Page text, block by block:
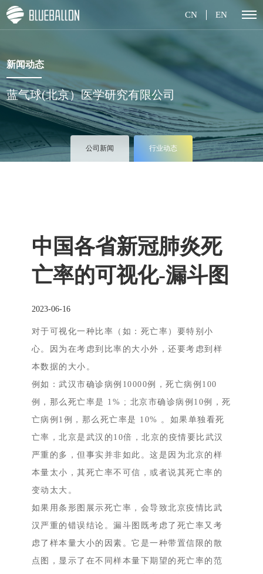
CN EN
新闻动态
蓝气球(北京）医学研究有限公司
公司新闻 行业动态
中国各省新冠肺炎死
亡率的可视化-漏斗图
2023-06-16
对于可视化一种比率（如：死亡率）要特别小
心。因为在考虑到比率的大小外，还要考虑到样
本数据的大小。
例如：武汉市确诊病例10000例，死亡病例100
例，那么死亡率是 1% ; 北京市确诊病例10例，死
亡病例1例，那么死亡率是 10% 。如果单独看死
亡率，北京是武汉的10倍，北京的疫情要比武汉
严重的多，但事实并非如此。这是因为北京的样
本量太小，其死亡率不可信，或者说其死亡率的
变动太大。
如果用条形图展示死亡率，会导致北京疫情比武
汉严重的错误结论。漏斗图既考虑了死亡率又考
虑了样本量大小的因素。它是一种带置信限的散
点图，显示了在不同样本量下期望的死亡率的范